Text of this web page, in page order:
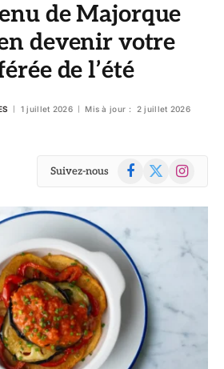
de Majorque
devenir votre
de l’été
1 juillet 2026 Mis à jour : 2 juillet 2026
Suivez-nous Facebook
X
Instagram